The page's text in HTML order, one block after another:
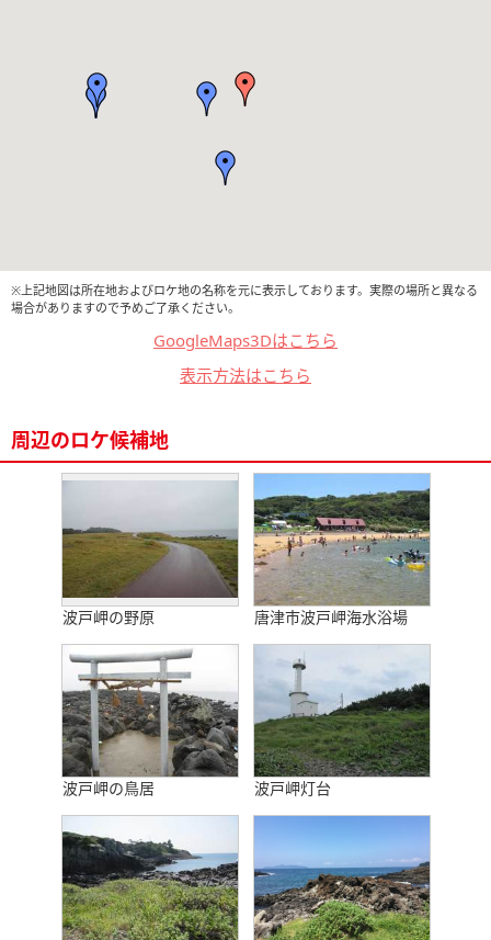
※上記地図は所在地およびロケ地の名称を元に表示しております。実際の場所と異なる
場合がありますので予めご了承ください。
GoogleMaps3Dはこちら
表示方法はこちら
周辺のロケ候補地
波戸岬の野原 唐津市波戸岬海水浴場
波戸岬の鳥居 波戸岬灯台